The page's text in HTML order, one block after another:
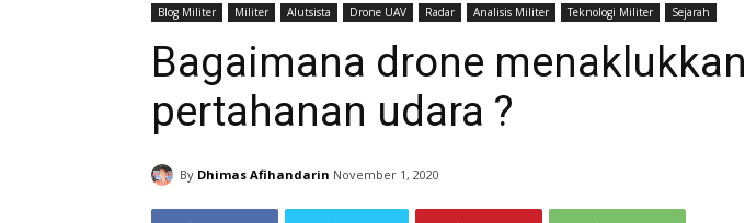
Blog Militer Militer Alutsista Drone UAV Radar Analisis Militer Teknologi Militer Sejarah
Bagaimana drone menaklukkan
pertahanan udara ?
By Dhimas Afihandarin November 1, 2020